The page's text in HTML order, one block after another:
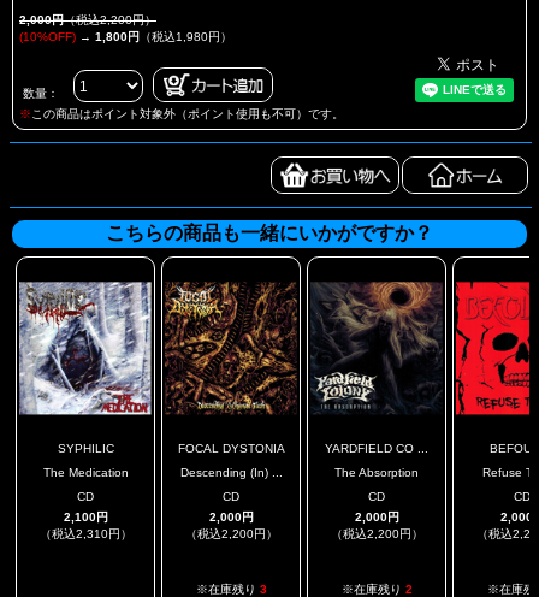
2,000円（税込2,200円）
(10%OFF) → 1,800円 （税込1,980円）
数量：
※ この商品はポイント対象外（ポイント使用も不可）です。
こちらの商品も一緒にいかがですか？
SYPHILIC
The Medication
CD
2,100円
（税込2,310円）
FOCAL DYSTONIA
Descending (In) ...
CD
2,000円
（税込2,200円）
※在庫残り 3
YARDFIELD CO ...
The Absorption
CD
2,000円
（税込2,200円）
※在庫残り 2
Refuse
CD
2,000
（税込
※在庫残